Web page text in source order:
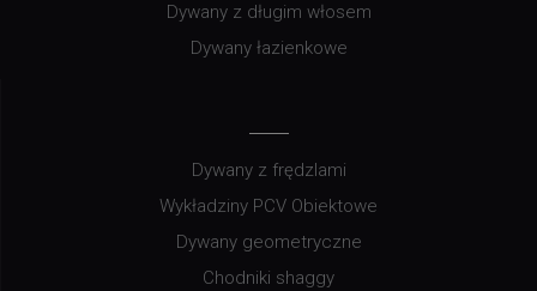
Dywany z długim włosem
Dywany łazienkowe
Dywany z frędzlami
Wykładziny PCV Obiektowe
Dywany geometryczne
Chodniki shaggy